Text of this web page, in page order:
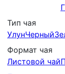
Тип чая
УлунЧерный
Формат чая
Листовой чай